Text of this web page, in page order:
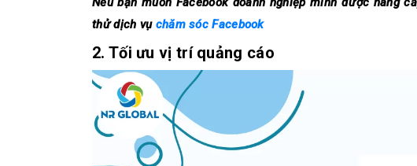
thử dịch vụ chăm sóc Facebook
2. Tối ưu vị trí quảng cáo